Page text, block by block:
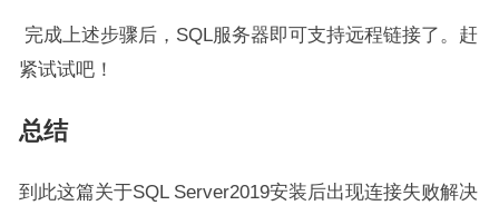
完成上述步骤后，SQL服务器即可支持远程链接了。赶
紧试试吧！
总结
到此这篇关于SQL Server2019安装后出现连接失败解决